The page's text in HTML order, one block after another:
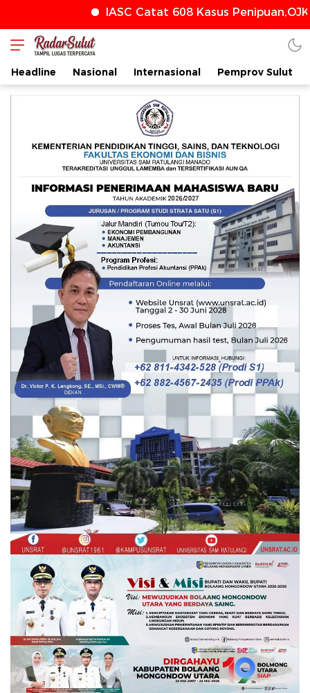
IASC Catat 608 Kasus Penipuan,OJK
radarsulut.com
Headline Nasional Internasional Pemprov Sulut